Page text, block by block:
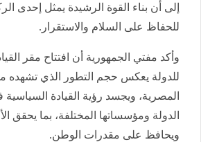
إلى أن بناء القوة الرشيدة يمثل إحدى
للحفاظ على السلام والاستقرار.
وأكد مفتي الجمهورية أن افتتاح مقر
للدولة يعكس حجم التطور الذي تشهده
المصرية، ويجسد رؤية القيادة
الدولة ومؤسساتها المختلفة، بما يحقق
ويحافظ على مقدرات الوطن.